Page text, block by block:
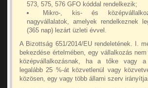
573, 575, 576 GFO kóddal rendelkezik;
Mikro-, kis- és
nagyvállalatok, amelyek rendelkeznek
(365 nap) lezárt üzleti évvel.
A Bizottság 651/2014/EU rendeletének. I.
bekezdése értelmében, egy vállalkozás
középvállalkozásnak, ha a tőke vagy
legalább 25 %-át közvetlenül vagy
közösen, egy vagy több állami szerv